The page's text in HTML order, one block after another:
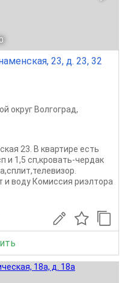
23, д. 23, 32
округ Волгоград,
23. В квартире есть
и 1,5 сп,кровать-чердак
и воду Комиссия риэлтора